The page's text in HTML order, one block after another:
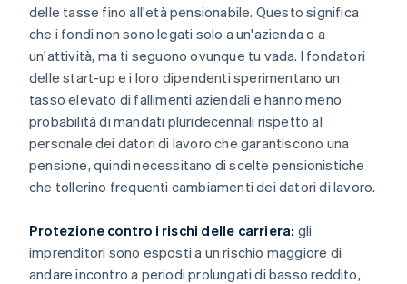
delle tasse fino all'età pensionabile. Questo significa
che i fondi non sono legati solo a un'azienda o a
un'attività, ma ti seguono ovunque tu vada. I fondatori
delle start-up e i loro dipendenti sperimentano un
tasso elevato di fallimenti aziendali e hanno meno
probabilità di mandati pluridecennali rispetto al
personale dei datori di lavoro che garantiscono una
pensione, quindi necessitano di scelte pensionistiche
che tollerino frequenti cambiamenti dei datori di lavoro.
Protezione contro i rischi delle carriera: gli
imprenditori sono esposti a un rischio maggiore di
andare incontro a periodi prolungati di basso reddito,